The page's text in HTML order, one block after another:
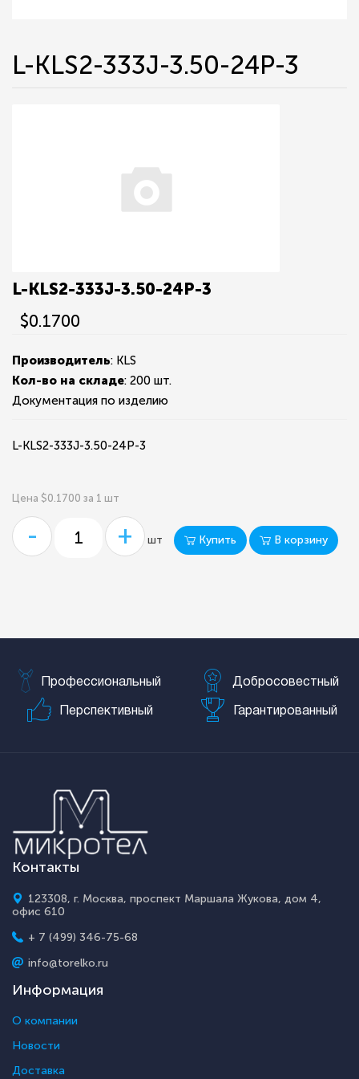
L-KLS2-333J-3.50-24P-3
L-KLS2-333J-3.50-24P-3
$0.1700
Производитель: KLS
Кол-во на складе: 200 шт.
Документация по изделию
L-KLS2-333J-3.50-24P-3
Цена $0.1700 за 1 шт
- + шт Купить В корзину
Профессиональный Добросовестный
Перспективный Гарантированный
Контакты
123308, г. Москва, проспект Маршала Жукова, дом 4,
офис 610
+ 7 (499) 346-75-68
info@torelko.ru
Информация
О компании
Новости
Доставка